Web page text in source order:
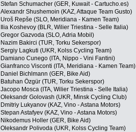
Stefan Schumacher (GER, Kuwait - Cartucho.es)
Alexandr Shushemoin (KAZ, Attaque Team Gusto)
Uroš Repše (SLO, Meridiana - Kamen Team)
Ilia Koshevoy (BLR, Wilier Triestina - Selle Italia)
Gregor Gazvoda (SLO, Adria Mobil)
Nazim Bakirci (TUR, Torku Sekerspor)
Sergiy Lagkuti (UKR, Kolss Cycling Team)
Damiano Cunego (ITA, Nippo - Vini Fantini)
Gianfranco Visconti (ITA, Meridiana - Kamen Team)
Daniel Bichlmann (GER, Bike Aid)
Batuhan Özgür (TUR, Torku Sekerspor)
Jacopo Mosca (ITA, Wilier Triestina - Selle Italia)
Oleksandr Golovash (UKR, Minsk Cycling Club)
Dmitriy Lukyanov (KAZ, Vino - Astana Motors)
Stepan Astafyev (KAZ, Vino - Astana Motors)
Nikodemus Holler (GER, Bike Aid)
Oleksandr Polivoda (UKR, Kolss Cycling Team)